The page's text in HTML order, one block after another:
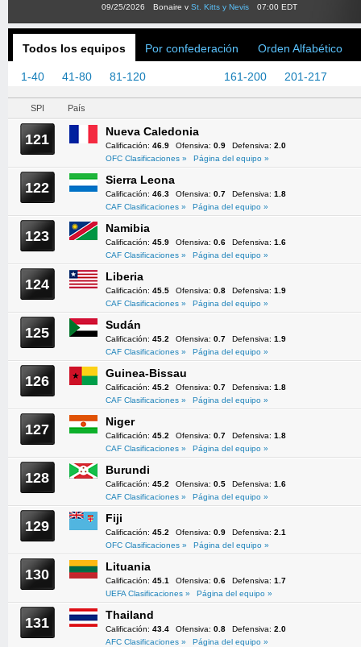
09/25/2026 Bonaire v St. Kitts y Nevis 07:00 EDT
Todos los equipos Por confederación Orden Alfabético
1-40 41-80 81-120 161-200 201-217
SPI País
121 Nueva Caledonia
Calificación: 46.9 Ofensiva: 0.9 Defensiva: 2.0
OFC Clasificaciones »
Página del equipo »
122 Sierra Leona
Calificación: 46.3 Ofensiva: 0.7 Defensiva: 1.8
CAF Clasificaciones »
Página del equipo »
123 Namibia
Calificación: 45.9 Ofensiva: 0.6 Defensiva: 1.6
CAF Clasificaciones »
Página del equipo »
124 Liberia
Calificación: 45.5 Ofensiva: 0.8 Defensiva: 1.9
CAF Clasificaciones »
Página del equipo »
125 Sudán
Calificación: 45.2 Ofensiva: 0.7 Defensiva: 1.9
CAF Clasificaciones »
Página del equipo »
126 Guinea-Bissau
Calificación: 45.2 Ofensiva: 0.7 Defensiva: 1.8
CAF Clasificaciones »
Página del equipo »
127 Niger
Calificación: 45.2 Ofensiva: 0.7 Defensiva: 1.8
CAF Clasificaciones »
Página del equipo »
128 Burundi
Calificación: 45.2 Ofensiva: 0.5 Defensiva: 1.6
CAF Clasificaciones »
Página del equipo »
129 Fiji
Calificación: 45.2 Ofensiva: 0.9 Defensiva: 2.1
OFC Clasificaciones »
Página del equipo »
130 Lituania
Calificación: 45.1 Ofensiva: 0.6 Defensiva: 1.7
UEFA Clasificaciones »
Página del equipo »
131 Thailand
Calificación: 43.4 Ofensiva: 0.8 Defensiva: 2.0
AFC Clasificaciones »
Página del equipo »